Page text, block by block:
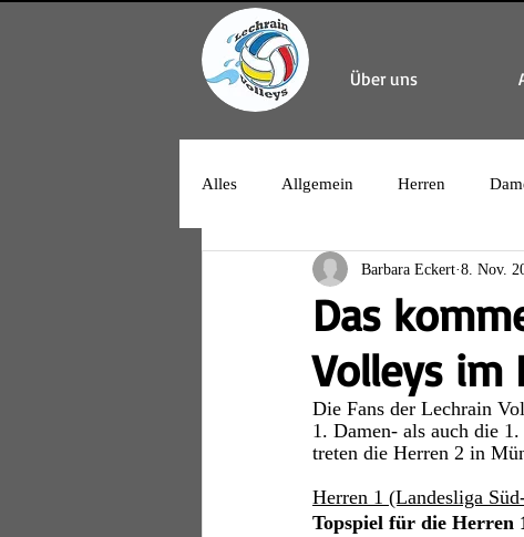
Über uns
Alles Allgemein Herren
Das
Volleys im
Barbara Eckert 8. Nov.
Die Fans der Lechrain
1. Damen- als auch die
treten die Herren 2 in
Herren 1 (Landesliga
Topspiel für die Herren